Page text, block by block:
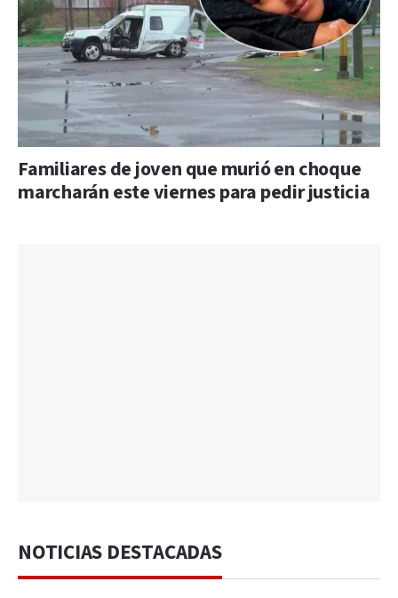
Familiares de joven que murió en choque
marcharán este viernes para pedir justicia
NOTICIAS DESTACADAS